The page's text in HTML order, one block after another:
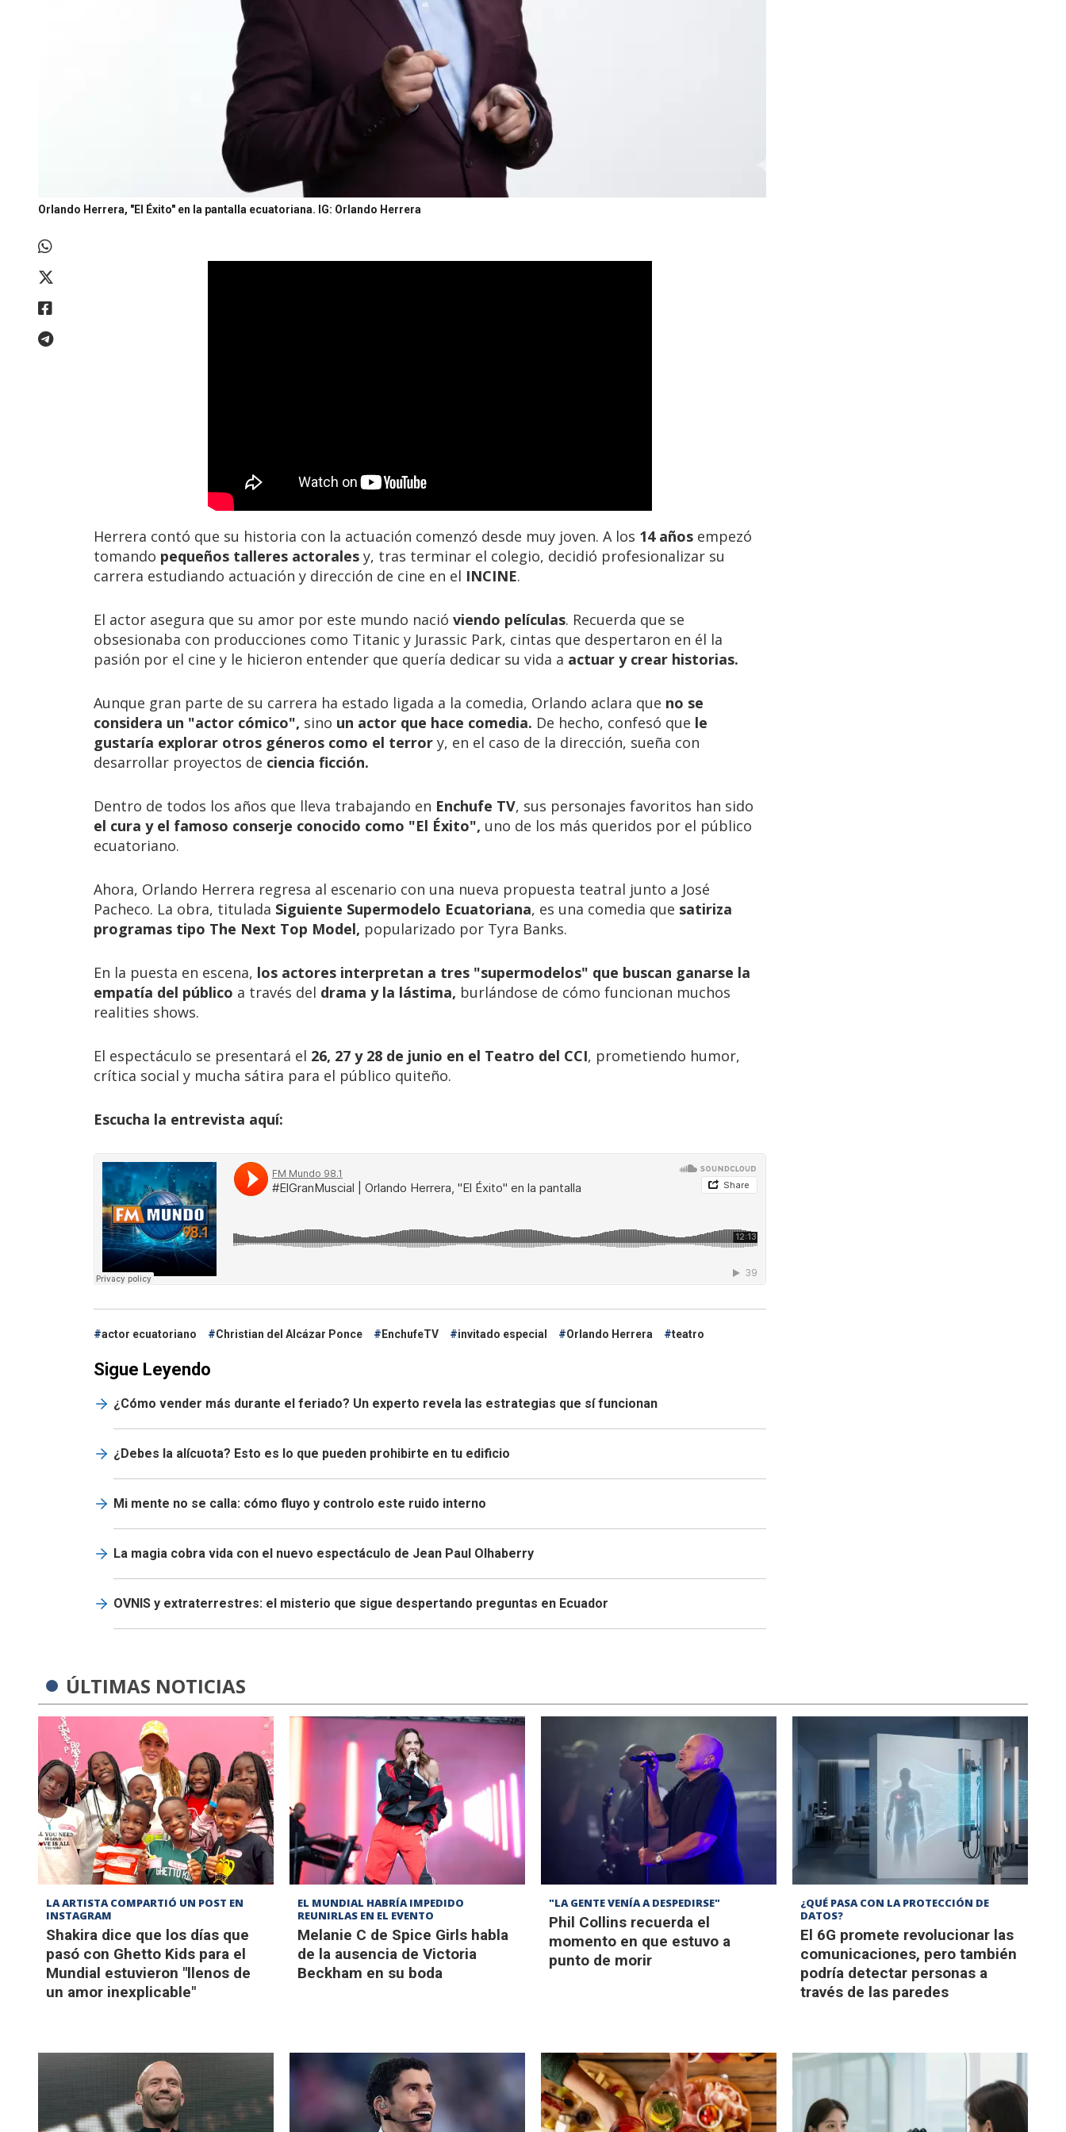
Orlando Herrera, "El Éxito" en la pantalla ecuatoriana. IG: Orlando Herrera
Herrera contó que su historia con la actuación comenzó desde muy joven. A los 14 años empezó
tomando pequeños talleres actorales y, tras terminar el colegio, decidió profesionalizar su
carrera estudiando actuación y dirección de cine en el INCINE.
El actor asegura que su amor por este mundo nació viendo películas. Recuerda que se
obsesionaba con producciones como Titanic y Jurassic Park, cintas que despertaron en él la
pasión por el cine y le hicieron entender que quería dedicar su vida a actuar y crear historias.
Aunque gran parte de su carrera ha estado ligada a la comedia, Orlando aclara que no se
considera un "actor cómico", sino un actor que hace comedia. De hecho, confesó que le
gustaría explorar otros géneros como el terror y, en el caso de la dirección, sueña con
desarrollar proyectos de ciencia ficción.
Dentro de todos los años que lleva trabajando en Enchufe TV, sus personajes favoritos han sido
el cura y el famoso conserje conocido como "El Éxito", uno de los más queridos por el público
ecuatoriano.
Ahora, Orlando Herrera regresa al escenario con una nueva propuesta teatral junto a José
Pacheco. La obra, titulada Siguiente Supermodelo Ecuatoriana, es una comedia que satiriza
programas tipo The Next Top Model, popularizado por Tyra Banks.
En la puesta en escena, los actores interpretan a tres "supermodelos" que buscan ganarse la
empatía del público a través del drama y la lástima, burlándose de cómo funcionan muchos
realities shows.
El espectáculo se presentará el 26, 27 y 28 de junio en el Teatro del CCI, prometiendo humor,
crítica social y mucha sátira para el público quiteño.
Escucha la entrevista aquí:
actor ecuatoriano Christian del Alcázar Ponce EnchufeTV invitado especial Orlando Herrera teatro
Sigue Leyendo
¿Cómo vender más durante el feriado? Un experto revela las estrategias que sí funcionan
¿Debes la alícuota? Esto es lo que pueden prohibirte en tu edificio
Mi mente no se calla: cómo fluyo y controlo este ruido interno
La magia cobra vida con el nuevo espectáculo de Jean Paul Olhaberry
OVNIS y extraterrestres: el misterio que sigue despertando preguntas en Ecuador
ÚLTIMAS NOTICIAS
LA ARTISTA COMPARTIÓ UN POST EN
INSTAGRAM
Shakira dice que los días que
pasó con Ghetto Kids para el
Mundial estuvieron "llenos de
un amor inexplicable"
EL MUNDIAL HABRÍA IMPEDIDO
REUNIRLAS EN EL EVENTO
Melanie C de Spice Girls habla
de la ausencia de Victoria
Beckham en su boda
"LA GENTE VENÍA A DESPEDIRSE"
Phil Collins recuerda el
momento en que estuvo a
punto de morir
¿QUÉ PASA CON LA PROTECCIÓN DE
DATOS?
El 6G promete revolucionar las
comunicaciones, pero también
podría detectar personas a
través de las paredes